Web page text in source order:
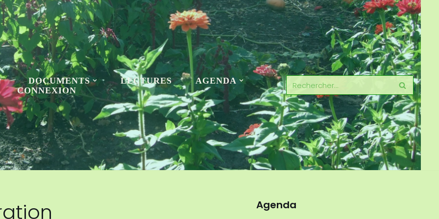
DOCUMENTS LECTURES
AGENDA
CONNEXION
Agenda